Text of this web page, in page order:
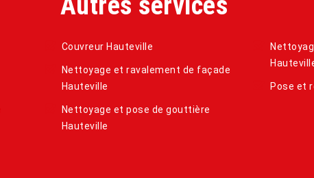
Couvreur Hauteville
Nettoyage et ravalement de façade
Hauteville
Nettoyage et pose de gouttière
Hauteville
Pose et